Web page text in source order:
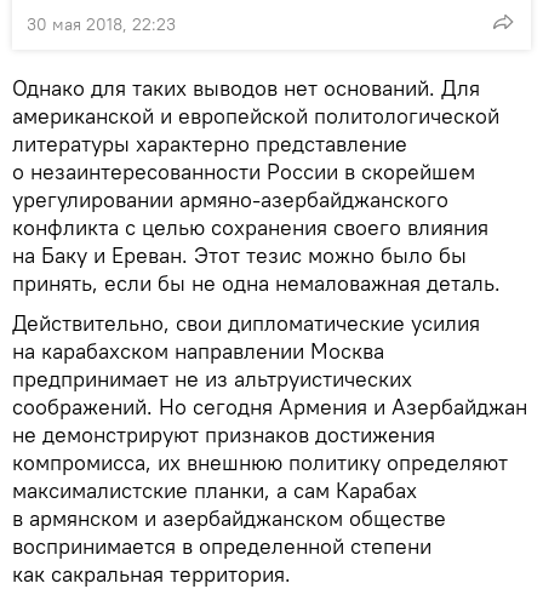
30 мая 2018, 22:23
Однако для таких выводов нет оснований. Для
американской и европейской политологической
литературы характерно представление
о незаинтересованности России в скорейшем
урегулировании армяно-азербайджанского
конфликта с целью сохранения своего влияния
на Баку и Ереван. Этот тезис можно было бы
принять, если бы не одна немаловажная деталь.
Действительно, свои дипломатические усилия
на карабахском направлении Москва
предпринимает не из альтруистических
соображений. Но сегодня Армения и Азербайджан
не демонстрируют признаков достижения
компромисса, их внешнюю политику определяют
максималистские планки, а сам Карабах
в армянском и азербайджанском обществе
воспринимается в определенной степени
как сакральная территория.